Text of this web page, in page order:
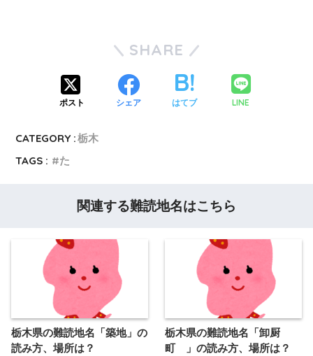
SHARE
ポスト シェア はてブ LINE
CATEGORY :栃木
TAGS :
た
関連する難読地名はこちら
栃木県の難読地名「築地」の
読み方、場所は？
栃木県の難読地名「卸厨
町 」の読み方、場所は？